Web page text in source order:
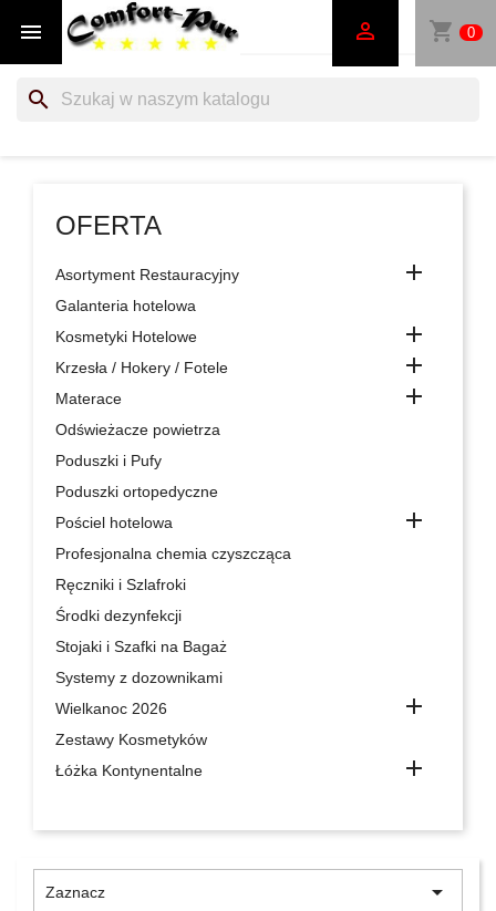
 shopping_cart 0

search
OFERTA
Asortyment Restauracyjny 
Galanteria hotelowa
Kosmetyki Hotelowe

Krzesła / Hokery / Fotele 
Materace 
Odświeżacze powietrza
Poduszki i Pufy
Poduszki ortopedyczne
Pościel hotelowa

Profesjonalna chemia czyszcząca
Ręczniki i Szlafroki
Środki dezynfekcji
Stojaki i Szafki na Bagaż
Systemy z dozownikami
Wielkanoc 2026

Zestawy Kosmetyków
Łóżka Kontynentalne

Zaznacz 